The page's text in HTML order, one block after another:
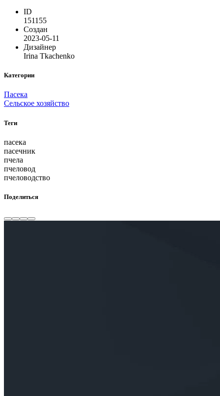
ID
151155
Создан
2023-05-11
Дизайнер
Irina Tkachenko
Категории
Пасека
Сельское хозяйство
Теги
пасека
пасечник
пчела
пчеловод
пчеловодство
Поделиться